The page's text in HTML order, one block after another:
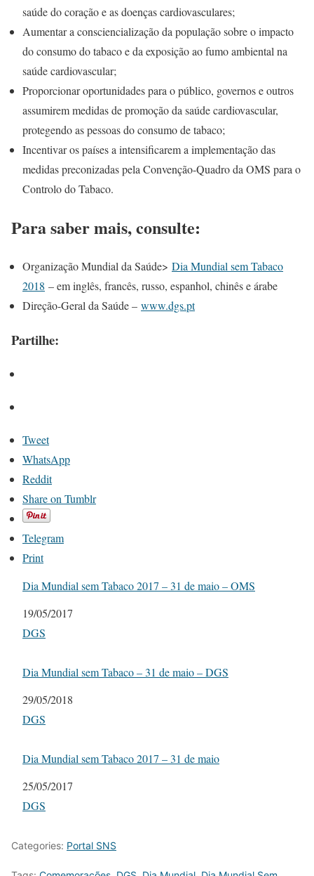
saúde do coração e as doenças cardiovasculares;
Aumentar a consciencialização da população sobre o impacto
do consumo do tabaco e da exposição ao fumo ambiental na
saúde cardiovascular;
Proporcionar oportunidades para o público, governos e outros
assumirem medidas de promoção da saúde cardiovascular,
protegendo as pessoas do consumo de tabaco;
Incentivar os países a intensificarem a implementação das
medidas preconizadas pela Convenção-Quadro da OMS para o
Controlo do Tabaco.
Para saber mais, consulte:
Organização Mundial da Saúde> Dia Mundial sem Tabaco
2018 – em inglês, francês, russo, espanhol, chinês e árabe
Direção-Geral da Saúde – www.dgs.pt
Partilhe:
Tweet
WhatsApp
Reddit
Share on Tumblr
Telegram
Print
Dia Mundial sem Tabaco 2017 – 31 de maio – OMS
Date
19/05/2017
In relation to
DGS
Dia Mundial sem Tabaco – 31 de maio – DGS
Date
29/05/2018
In relation to
DGS
Dia Mundial sem Tabaco 2017 – 31 de maio
Date
25/05/2017
In relation to
DGS
Categories: Portal SNS